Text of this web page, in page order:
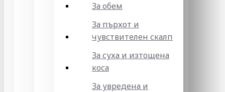
За обем
За пърхот и
чувствителен скалп
За суха и изтощена
коса
За увредена и